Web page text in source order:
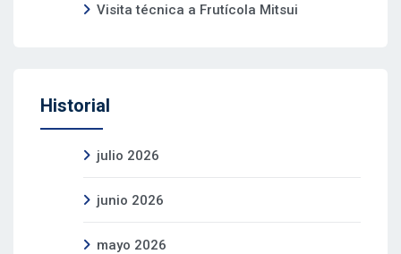
Visita técnica a Frutícola Mitsui
Historial
julio 2026
junio 2026
mayo 2026